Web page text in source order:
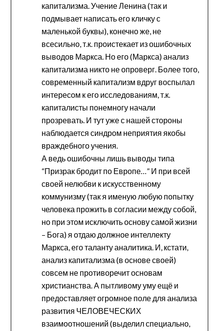
капитализма. Учение Ленина (так и
подмывает написать его кличку с
маленькой буквы), конечно же, не
всесильно, т.к. проистекает из ошибочных
выводов Маркса. Но его (Маркса) анализ
капитализма никто не опроверг. Более того,
современный капитализм вдруг воспылал
интересом к его исследованиям, т.к.
капиталисты понемногу начали
прозревать. И тут уже с нашей стороны
наблюдается синдром неприятия якобы
враждебного учения.
А ведь ошибочны лишь выводы типа
“Призрак бродит по Европе…” И при всей
своей нелюбви к искусственному
коммунизму (так я именую любую попытку
человека прожить в согласии между собой,
но при этом исключить основу самой жизни
– Бога) я отдаю должное интеллекту
Маркса, его таланту аналитика. И, кстати,
анализ капитализма (в основе своей)
совсем не противоречит основам
христианства. А пытливому уму ещё и
предоставляет огромное поле для анализа
развития ЧЕЛОВЕЧЕСКИХ
взаимоотношений (выделил специально,